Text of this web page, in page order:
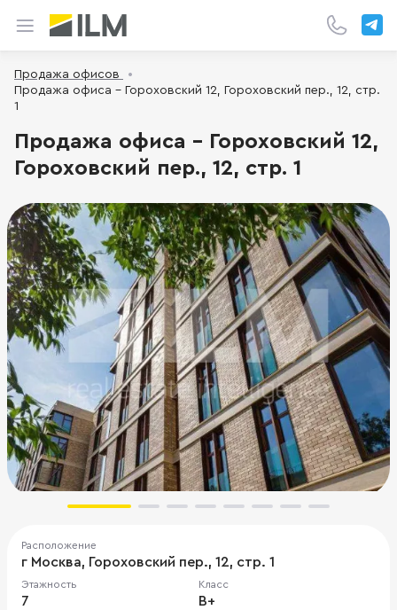
Продажа офисов
Продажа офиса - Гороховский 12, Гороховский пер., 12, стр.
1
Продажа офиса - Гороховский 12,
Гороховский пер., 12, стр. 1
Расположение
г Москва, Гороховский пер., 12, стр. 1
Этажность
7
Класс
B+